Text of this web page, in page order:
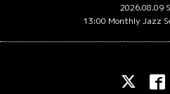
2026.08.09
13:00 Monthly Jazz